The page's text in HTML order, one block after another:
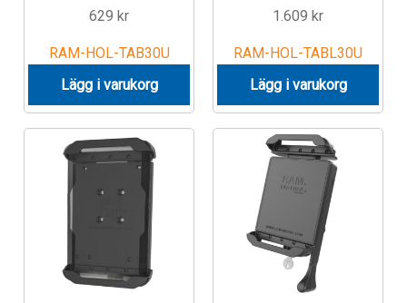
629 kr
RAM-HOL-TAB30U
Lägg i varukorg
1.609 kr
RAM-HOL-TABL30U
Lägg i varukorg